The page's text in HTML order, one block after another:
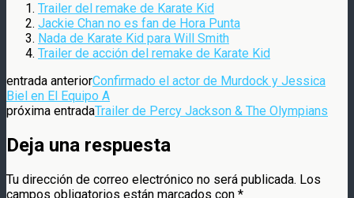
Trailer del remake de Karate Kid
Jackie Chan no es fan de Hora Punta
Nada de Karate Kid para Will Smith
Trailer de acción del remake de Karate Kid
entrada anteriorConfirmado el actor de Murdock y Jessica
Biel en El Equipo A
próxima entradaTrailer de Percy Jackson & The Olympians
Deja una respuesta
Tu dirección de correo electrónico no será publicada. Los
campos obligatorios están marcados con *